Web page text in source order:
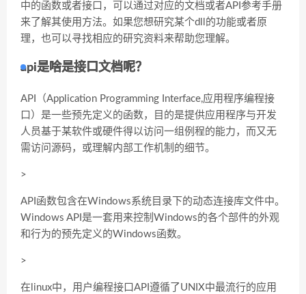
中的函数或者接口，可以通过对应的文档或者API参考手册
来了解其使用方法。如果您想研究某个dll的功能或者原
理，也可以寻找相应的研究资料来帮助您理解。
api是啥是接口文档呢？
API（Application Programming Interface,应用程序编程接
口）是一些预先定义的函数，目的是提供应用程序与开发
人员基于某软件或硬件得以访问一组例程的能力，而又无
需访问源码，或理解内部工作机制的细节。
>
API函数包含在Windows系统目录下的动态连接库文件中。
Windows API是一套用来控制Windows的各个部件的外观
和行为的预先定义的Windows函数。
>
在linux中，用户编程接口API遵循了UNIX中最流行的应用